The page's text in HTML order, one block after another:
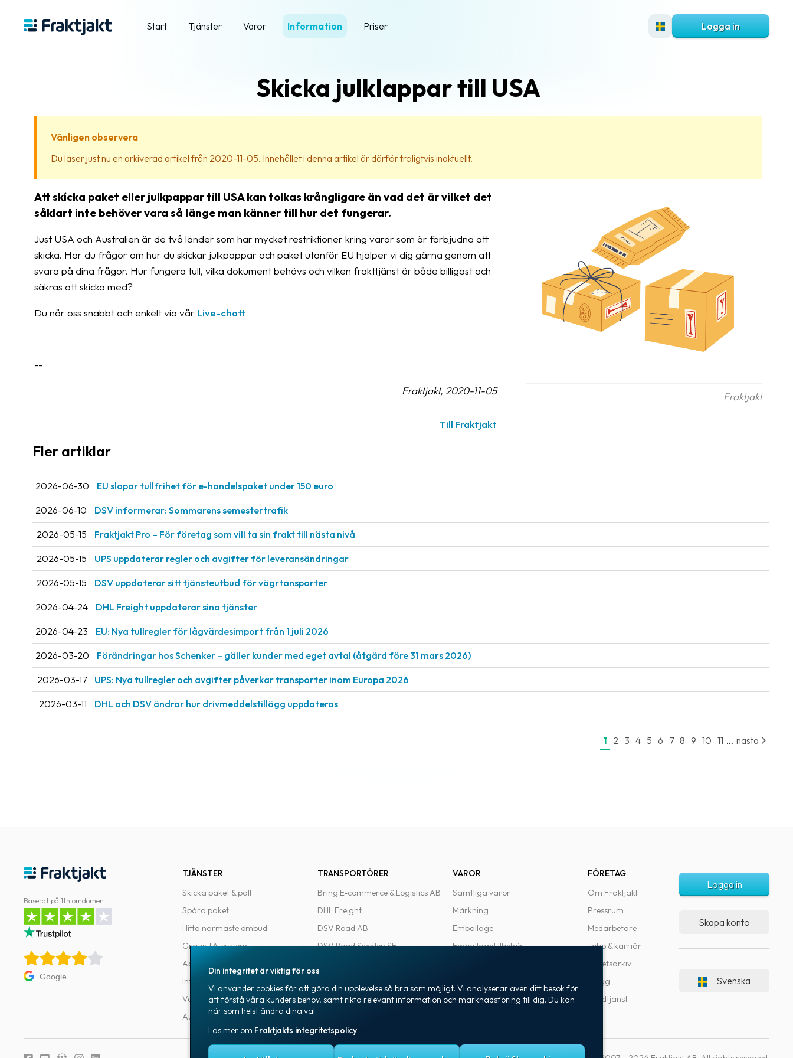
Start Tjänster Varor Information Priser Logga in
Skicka julklappar till USA
Vänligen observera
Du läser just nu en arkiverad artikel från 2020-11-05. Innehållet i denna artikel är därför troligtvis inaktuellt.
Fraktjakt
Att skícka paket eller julkpappar till USA kan tolkas krångligare än vad det är vilket det
såklart inte behöver vara så länge man känner till hur det fungerar.
Just USA och Australien är de två länder som har mycket restriktioner kring varor som är förbjudna att
skicka. Har du frågor om hur du skickar julkpappar och paket utanför EU hjälper vi dig gärna genom att
svara på dina frågor. Hur fungera tull, vilka dokument behövs och vilken frakttjänst är både billigast och
säkras att skicka med?
Du når oss snabbt och enkelt via vår Live-chatt
--
Fraktjakt, 2020-11-05
Till Fraktjakt
Fler artiklar
2026-06-30 EU slopar tullfrihet för e-handelspaket under 150 euro
2026-06-10 DSV informerar: Sommarens semestertrafik
2026-05-15 Fraktjakt Pro – För företag som vill ta sin frakt till nästa nivå
2026-05-15 UPS uppdaterar regler och avgifter för leveransändringar
2026-05-15 DSV uppdaterar sitt tjänsteutbud för vägrtansporter
2026-04-24 DHL Freight uppdaterar sina tjänster
2026-04-23 EU: Nya tullregler för låg­värdesimport från 1 juli 2026
2026-03-20 Förändringar hos Schenker – gäller kunder med eget avtal (åtgärd före 31 mars 2026)
2026-03-17 UPS: Nya tullregler och avgifter påverkar transporter inom Europa 2026
2026-03-11 DHL och DSV ändrar hur drivmeddelstillägg uppdateras
1 2 3 4 5 6 7 8 9 10 11 ... nästa
Baserat på 1tn omdömen
Google
TJÄNSTER
Skicka paket & pall
Spåra paket
Hitta närmaste ombud
Gratis TA-system
Abonnemang
Integrationer
Verktyg för utvecklare
Automatiseringar
TRANSPORTÖRER
Bring E-commerce & Logistics AB
DHL Freight
DSV Road AB
DSV Road Sweden SE
PostNord Sverige AB
VAROR
Samtliga varor
Märkning
Emballage
Emballagetillbehör
FÖRETAG
Om Fraktjakt
Pressrum
Medarbetare
Jobb & karriär
Nyhetsarkiv
Blogg
Kundtjänst
Logga in
Skapa konto
Svenska
Din integritet är viktig för oss
Vi använder cookies för att göra din upplevelse så bra som möjligt. Vi analyserar även ditt besök för
att förstå våra kunders behov, samt rikta relevant information och marknadsföring till dig. Du kan
när som helst ändra dina val.
Läs mer om Fraktjakts integritetspolicy.